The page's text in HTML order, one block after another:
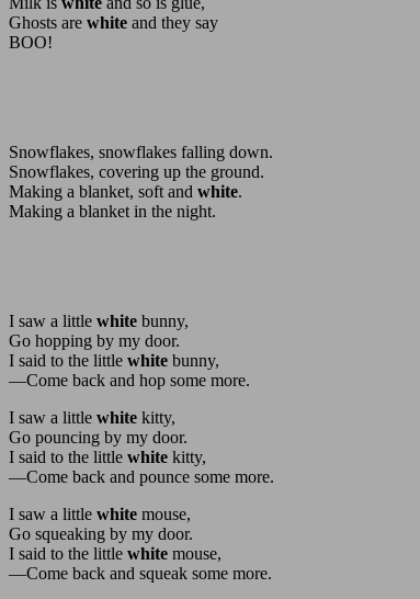
Ghosts are white and they say
BOO!
Snowflakes, snowflakes falling down.
Snowflakes, covering up the ground.
Making a blanket, soft and white.
Making a blanket in the night.
I saw a little white bunny,
Go hopping by my door.
I said to the little white bunny,
―Come back and hop some more.
I saw a little white kitty,
Go pouncing by my door.
I said to the little white kitty,
―Come back and pounce some more.
I saw a little white mouse,
Go squeaking by my door.
I said to the little white mouse,
―Come back and squeak some more.